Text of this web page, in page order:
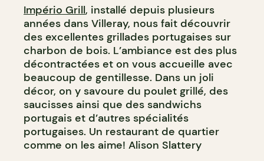
Império Grill, installé depuis plusieurs
années dans Villeray, nous fait découvrir
des excellentes grillades portugaises sur
charbon de bois. L’ambiance est des plus
décontractées et on vous accueille avec
beaucoup de gentillesse. Dans un joli
décor, on y savoure du poulet grillé, des
saucisses ainsi que des sandwichs
portugais et d’autres spécialités
portugaises. Un restaurant de quartier
comme on les aime! Alison Slattery